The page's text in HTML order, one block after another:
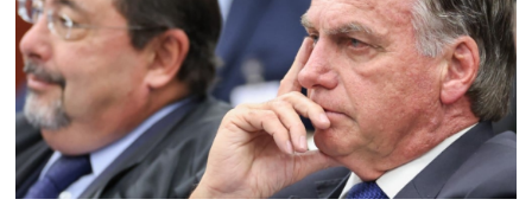
Emergencial
aos
cofres
públicos!